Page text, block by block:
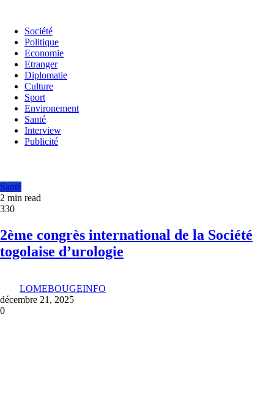
Société
Politique
Economie
Etranger
Diplomatie
Culture
Sport
Environement
Santé
Interview
Publicité
Santé
2 min read
330
2ème congrès international de la Société
togolaise d’urologie
LOMEBOUGEINFO
décembre 21, 2025
0